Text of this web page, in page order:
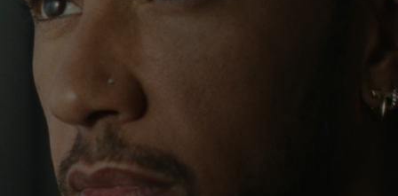
PRESS
PLAYUNMUTE
IT
功績で知られていますが、近年彼は、慣れ親しん
だ世界を飛び越え、新たな場所へ一歩を踏み出す
旅を楽しんでいます。 世界各地で出会う新しい経
験を通し、自分自身に挑み続け、旅の中で多くの
学びを得ていると言います。
そんな彼の旅には、常に RIMOWA Original パイロ
ット が寄り添います。ケースに刻まれたひとつひ